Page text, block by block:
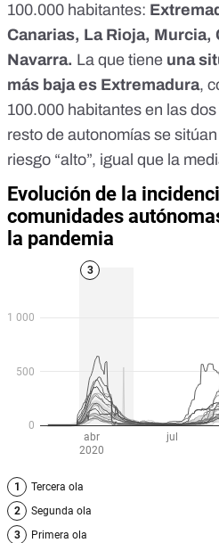
100.000 habitantes:
Canarias, La Rioja, Murcia,
Navarra. La que tiene una
más baja es Extremadura,
100.000 habitantes en las
resto de autonomías se
riesgo “alto”, igual que la